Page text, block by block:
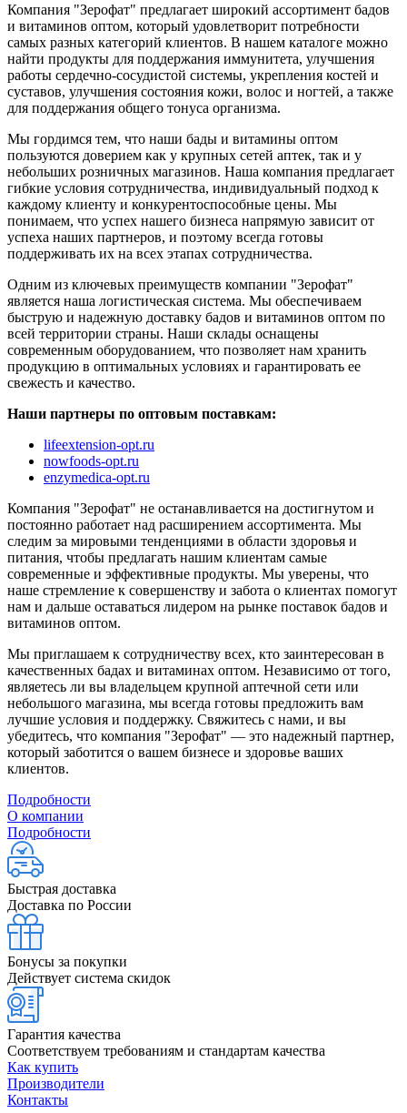
Компания "Зерофат" предлагает широкий ассортимент бадов
и витаминов оптом, который удовлетворит потребности
самых разных категорий клиентов. В нашем каталоге можно
найти продукты для поддержания иммунитета, улучшения
работы сердечно-сосудистой системы, укрепления костей и
суставов, улучшения состояния кожи, волос и ногтей, а также
для поддержания общего тонуса организма.
Мы гордимся тем, что наши бады и витамины оптом
пользуются доверием как у крупных сетей аптек, так и у
небольших розничных магазинов. Наша компания предлагает
гибкие условия сотрудничества, индивидуальный подход к
каждому клиенту и конкурентоспособные цены. Мы
понимаем, что успех нашего бизнеса напрямую зависит от
успеха наших партнеров, и поэтому всегда готовы
поддерживать их на всех этапах сотрудничества.
Одним из ключевых преимуществ компании "Зерофат"
является наша логистическая система. Мы обеспечиваем
быструю и надежную доставку бадов и витаминов оптом по
всей территории страны. Наши склады оснащены
современным оборудованием, что позволяет нам хранить
продукцию в оптимальных условиях и гарантировать ее
свежесть и качество.
Наши партнеры по оптовым поставкам:
lifeextension-opt.ru
nowfoods-opt.ru
enzymedica-opt.ru
Компания "Зерофат" не останавливается на достигнутом и
постоянно работает над расширением ассортимента. Мы
следим за мировыми тенденциями в области здоровья и
питания, чтобы предлагать нашим клиентам самые
современные и эффективные продукты. Мы уверены, что
наше стремление к совершенству и забота о клиентах помогут
нам и дальше оставаться лидером на рынке поставок бадов и
витаминов оптом.
Мы приглашаем к сотрудничеству всех, кто заинтересован в
качественных бадах и витаминах оптом. Независимо от того,
являетесь ли вы владельцем крупной аптечной сети или
небольшого магазина, мы всегда готовы предложить вам
лучшие условия и поддержку. Свяжитесь с нами, и вы
убедитесь, что компания "Зерофат" — это надежный партнер,
который заботится о вашем бизнесе и здоровье ваших
клиентов.
Подробности
О компании
Подробности
Быстрая доставка
Доставка по России
Бонусы за покупки
Действует система скидок
Гарантия качества
Соответствуем требованиям и стандартам качества
Как купить
Производители
Контакты